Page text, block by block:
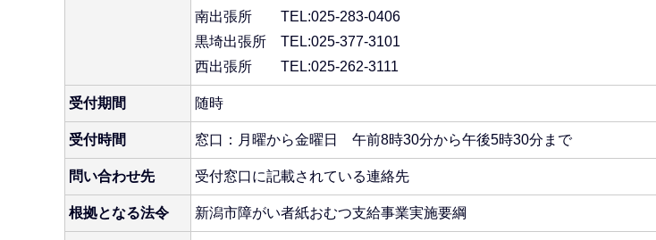
南出張所 TEL:025-283-0406
黒埼出張所 TEL:025-377-3101
西出張所 TEL:025-262-3111
受付期間 随時
受付時間 窓口：月曜から金曜日 午前8時30分から午後5時30分まで
問い合わせ先 受付窓口に記載されている連絡先
根拠となる法令 新潟市障がい者紙おむつ支給事業実施要綱